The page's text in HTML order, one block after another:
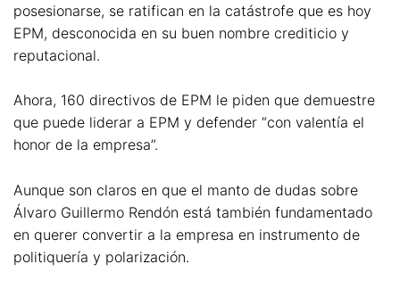
posesionarse, se ratifican en la catástrofe que es hoy
EPM, desconocida en su buen nombre crediticio y
reputacional.
Ahora, 160 directivos de EPM le piden que demuestre
que puede liderar a EPM y defender “con valentía el
honor de la empresa”.
Aunque son claros en que el manto de dudas sobre
Álvaro Guillermo Rendón está también fundamentado
en querer convertir a la empresa en instrumento de
politiquería y polarización.